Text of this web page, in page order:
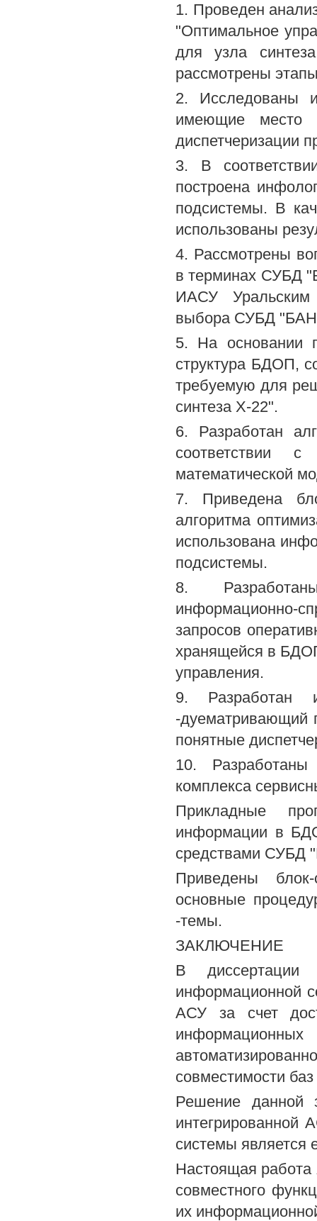
1. Проведен
"Оптимальное
для узла
рассмотрены
2. Исследованы
имеющие место
диспетчеризации
3. В
построена
подсистемы. В
использованы
4. Рассмотрены
в терминах СУБД
ИАСУ Уральским
выбора СУБД
5. На основании
структура БДОП,
требуемую для
синтеза Х-22".
6. Разработан
соответствии
математической
7. Приведена
алгоритма
использована
подсистемы.
8.
информационно-
запросов
хранящейся в
управления.
9. Разработан
-дуематривающий
понятные
10.
комплекса
Прикладные
информации в
средствами СУБД
Приведены
основные
-темы.
ЗАКЛЮЧЕНИЕ
В диссертации
информационной
АСУ за счет
совместимости
Решение данной
интегрированной
системы является
Настоящая работа
совместного
их